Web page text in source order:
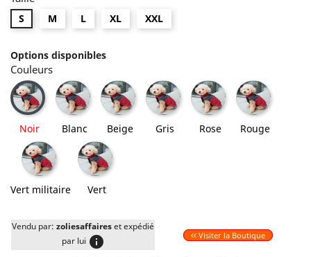
S M L XL XXL
Options disponibles
Couleurs
Noir
Noir
Blanc
Blanc
Beige
Beige
Gris
Gris
Rose
Rose
Rouge
Rouge
Vert
militaire
Vert militaire
Vert
Vert
Vendu par: zoliesaffaireset expédié
par lui info Visiter la Boutique